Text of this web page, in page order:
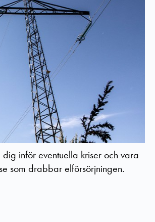
inför eventuella kriser och vara
som drabbar elförsörjningen.